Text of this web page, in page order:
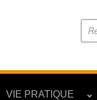
VIE PRATIQUE